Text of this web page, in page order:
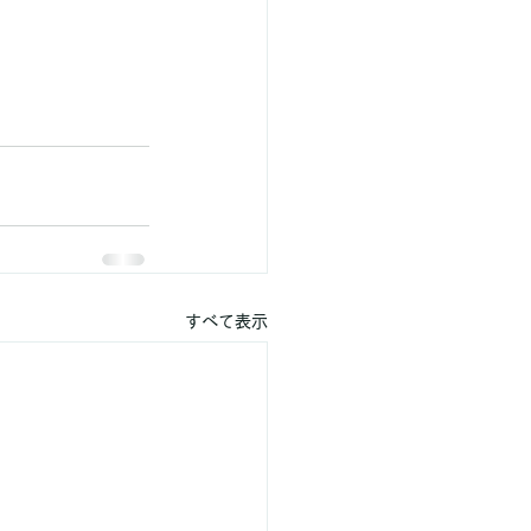
すべて表示